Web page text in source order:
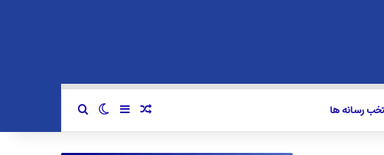
رسانه ها نوشته تصادفی
سایدبارتغییر پوسته